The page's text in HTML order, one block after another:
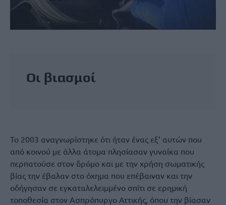
Οι βιασμοί
Το 2003 αναγνωρίστηκε ότι ήταν ένας εξ’ αυτών που
από κοινού με άλλα άτομα πλησίασαν γυναίκα που
περπατούσε στον δρόμο και με την χρήση σωματικής
βίας την έβαλαν στο όχημα που επέβαιναν και την
οδήγησαν σε εγκαταλελειμμένο σπίτι σε ερημική
τοποθεσία στον Ασπρόπυργο Αττικής, όπου την βίασαν